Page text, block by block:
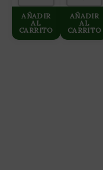
AÑADIR
AL
CARRITO
AÑADIR
AL
CARRITO